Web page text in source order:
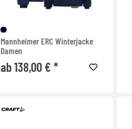
Mannheimer ERC Winterjacke
Damen
ab 138,00 € *